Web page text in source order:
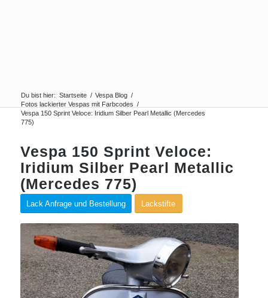
Du bist hier: Startseite / Vespa Blog /
Fotos lackierter Vespas mit Farbcodes /
Vespa 150 Sprint Veloce: Iridium Silber Pearl Metallic (Mercedes
775)
Vespa 150 Sprint Veloce:
Iridium Silber Pearl Metallic
(Mercedes 775)
Lack Anfrage und Bestellung Lackstifte